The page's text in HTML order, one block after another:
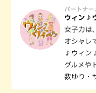
パートナー
ウィン♪
女子力は
オシャレ
♪ウィン
グルメや
数ゆり・